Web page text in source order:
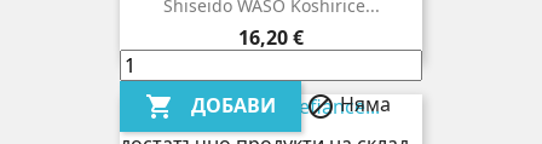
Shiseido WASO Koshirice...
Цена
16,20 €
 ДОБАВИ Няма